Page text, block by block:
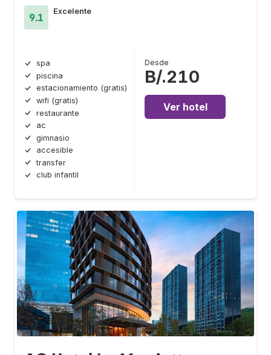
9.1
Excelente
spa
piscina
estacionamiento (gratis)
wifi (gratis)
restaurante
ac
gimnasio
accesible
transfer
club infantil
Desde
B/.210
Ver hotel